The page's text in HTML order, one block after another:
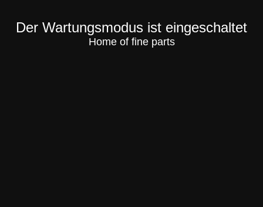
Der Wartungsmodus ist eingeschaltet
Home of fine parts